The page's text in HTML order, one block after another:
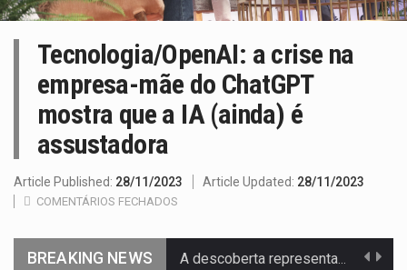
Tecnologia/OpenAI: a crise na
empresa-mãe do ChatGPT
mostra que a IA (ainda) é
assustadora
Article Published: 28/11/2023 Article Updated: 28/11/2023
COMENTÁRIOS FECHADOS
BREAKING NEWS A descoberta representa um marco para a astronomia moderna. Embora…